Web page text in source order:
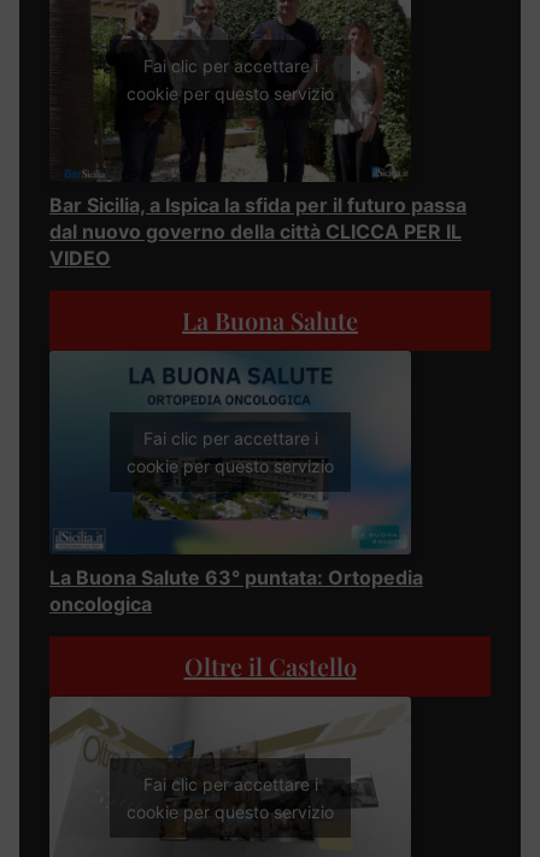
Fai clic per accettare i
cookie per questo servizio
Bar Sicilia, a Ispica la sfida per il futuro passa
dal nuovo governo della città CLICCA PER IL
VIDEO
La Buona Salute
Fai clic per accettare i
cookie per questo servizio
La Buona Salute 63° puntata: Ortopedia
oncologica
Oltre il Castello
Fai clic per accettare i
cookie per questo servizio